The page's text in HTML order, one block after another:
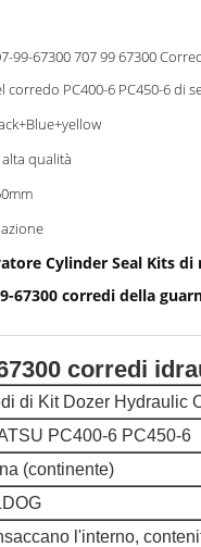
67300 707 99 67300 Corredi idraulici della guarnizione
corredo PC400-6 PC450-6 di
alta qualità
Cylinder Seal Kits di
67300 corredi della
corredi
di Kit Dozer Hydraulic
PC400-6 PC450-6
(continente)
l'interno,